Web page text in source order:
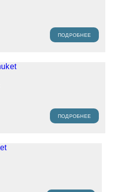
ПОДРОБНЕЕ
ПОДРОБНЕЕ